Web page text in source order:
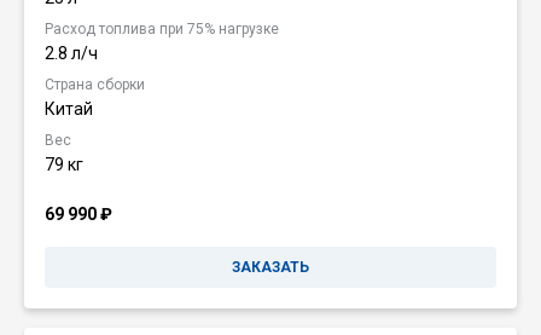
Расход топлива при 75% нагрузке
2.8 л/ч
Страна сборки
Китай
Вес
79 кг
69 990₽
ЗАКАЗАТЬ